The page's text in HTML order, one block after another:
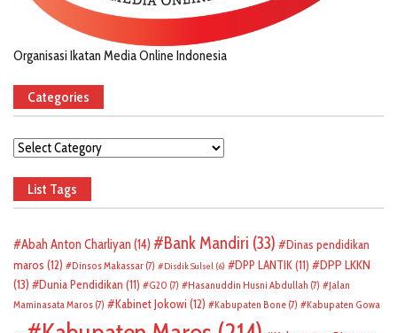
Organisasi Ikatan Media Online Indonesia
Categories
Categories
List Tags
Abah Anton Charliyan (14) Bank Mandiri (33)
Dinas pendidikan
maros (12) Dinsos Makassar (7) Disdik Sulsel (6) DPP LANTIK(11)
DPP LKKN
(13)
Dunia Pendidikan (11) G20 (7) Hasanuddin Husni Abdullah (7)
Jalan
Maminasata Maros (7) Kabinet Jokowi (12) Kabupaten Bone (7) Kabupaten Gowa